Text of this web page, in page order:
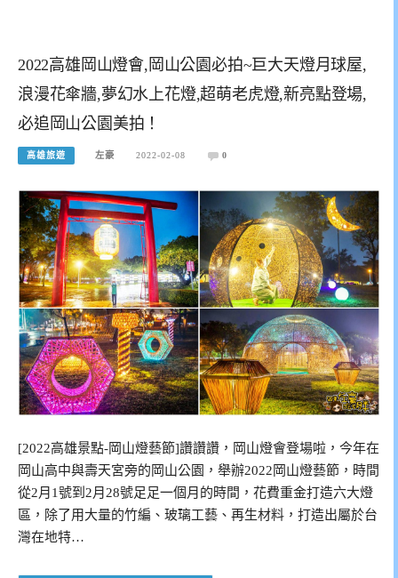
2022高雄岡山燈會,岡山公園必拍~巨大天燈月球屋,
浪漫花傘牆,夢幻水上花燈,超萌老虎燈,新亮點登場,
必追岡山公園美拍！
高雄旅遊 左豪 2022-02-08 0
[2022高雄景點-岡山燈藝節]讚讚讚，岡山燈會登場啦，今年在
岡山高中與壽天宮旁的岡山公園，舉辦2022岡山燈藝節，時間
從2月1號到2月28號足足一個月的時間，花費重金打造六大燈
區，除了用大量的竹編、玻璃工藝、再生材料，打造出屬於台
灣在地特…